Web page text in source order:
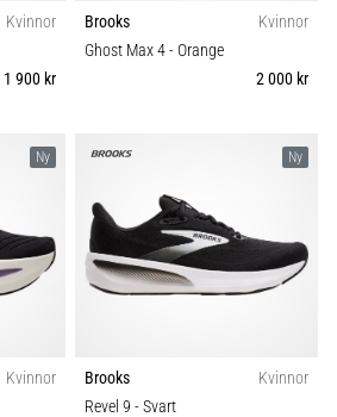
Kvinnor
1 900 kr
Brooks
Kvinnor
Ghost Max 4- Orange
2 000 kr
Ny
Kvinnor
Ny
Brooks
Kvinnor
Revel 9 - Svart